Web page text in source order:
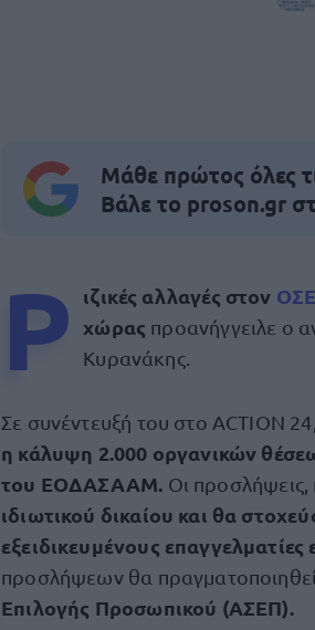
Μάθε πρώτος όλες
Βάλε το proson.gr
Ρ ιζικές αλλαγές στον ΟΣΕ
χώρας προανήγγειλε ο
Κυρανάκης.
Σε συνέντευξή του στο ACTION
η κάλυψη 2.000 οργανικών
του ΕΟΔΑΣΑΑΜ. Οι προσλήψεις,
ιδιωτικού δικαίου και θα
εξειδικευμένους
προσλήψεων θα
Επιλογής Προσωπικού (ΑΣΕΠ).